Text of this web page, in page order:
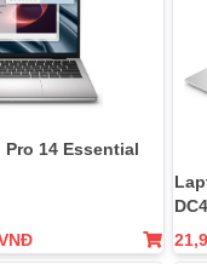
14 Essential